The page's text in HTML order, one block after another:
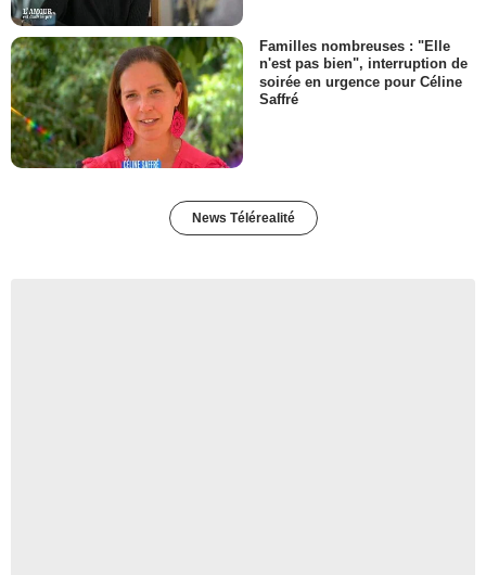
Familles nombreuses : "Elle
n'est pas bien", interruption de
soirée en urgence pour Céline
Saffré
News Télérealité